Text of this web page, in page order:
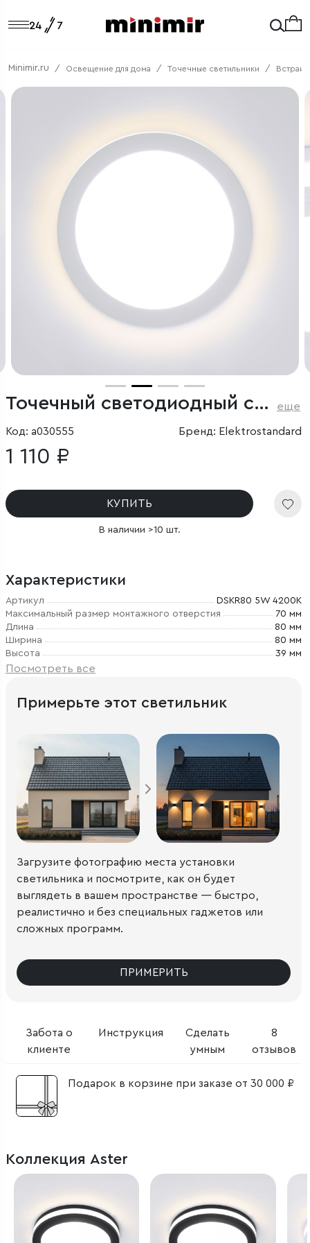
Minimir.ru Освещение для дома Точечные светильники
Точечный светодиодный светильник еще
Код: a030555 Бренд: Elektrostandard
1 110 ₽
КУПИТЬ
В наличии >10 шт.
Характеристики
Артикул
DSKR80 5W 4200K
Максимальный размер монтажного отверстия
70 мм
Длина
80 мм
Ширина
80 мм
Высота
39 мм
Посмотреть все
Забота о
клиенте
Инструкция
Сделать
умным
8
отзывов
Подарок в корзине при заказе от 30 000 ₽
Примерьте этот светильник
Загрузите фотографию места установки
светильника и посмотрите, как он будет
выглядеть в вашем пространстве — быстро,
реалистично и без специальных гаджетов или
сложных программ.
ПРИМЕРИТЬ
Коллекция Aster